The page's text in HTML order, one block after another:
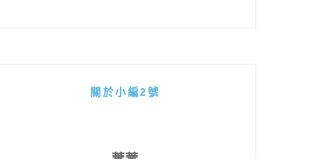
關於小編2號